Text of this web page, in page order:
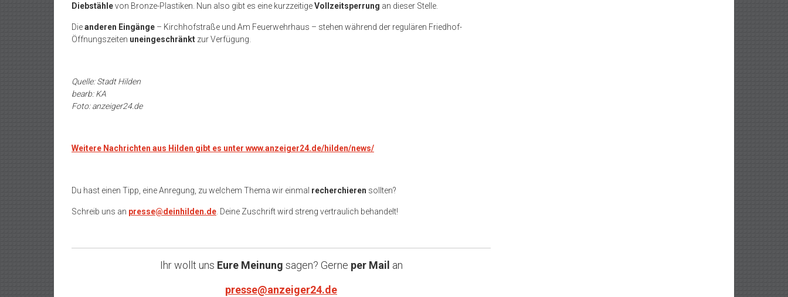
Diebstählevon Bronze-Plastiken. Nun also gibt es eine kurzzeitigeVollzeitsperrung an dieser Stelle.
Dieanderen Eingänge – Kirchhofstraße und Am Feuerwehrhaus – stehen während der regulären Friedhof-
Öffnungszeiten uneingeschränkt zur Verfügung.
Quelle: Stadt Hilden
bearb: KA
Foto: anzeiger24.de
Weitere Nachrichten aus Hilden gibt es unter www.anzeiger24.de/hilden/news/
Du hast einen Tipp, eine Anregung, zu welchem Thema wir einmal recherchieren sollten?
Schreib uns an presse@deinhilden.de. Deine Zuschrift wird streng vertraulich behandelt!
Ihr wollt uns Eure Meinung sagen? Gerne per Mail an
presse@anzeiger24.de